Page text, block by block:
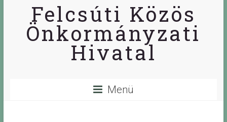
Felcsúti Közös
Önkormányzati
Hivatal
Menü